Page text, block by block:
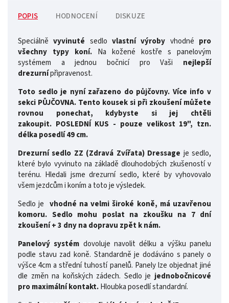
POPIS HODNOCENÍ DISKUZE
Speciálně vyvinuté sedlo vlastní výroby vhodné pro
všechny typy koní. Na kožené kostře s panelovým
systémem a jednou bočnicí pro Vaši
nejlepší
drezurnípřipravenost.
Toto sedlo je nyní zařazeno do půjčovny. Více info v
sekci PŮJČOVNA. Tento kousek si při zkoušení můžete
rovnou ponechat, kdybyste si jej chtěli
zakoupit. POSLEDNÍ KUS - pouze velikost 19", tzn.
délka posedlí 49 cm.
Drezurní sedlo ZZ (Zdravá Zvířata) Dressage je sedlo,
které bylo vyvinuto na základě dlouhodobých zkušeností v
terénu. Hledali jsme drezurní sedlo, které by vyhovovalo
všem jezdcům i koním a toto je výsledek.
Sedlo je vhodné na velmi široké koně, má uzavřenou
komoru. Sedlo mohu poslat na zkoušku na 7 dní
zkoušení + 3 dny na dopravu zpět k nám.
Panelový systém dovoluje navolit délku a výšku panelu
podle stavu zad koně. Standardně je dodáváno s panely o
výšce 4cm a střední tuhostí panelů. Panely lze objednat jiné
dle změn na koňských zádech. Sedlo je jednobočnicové
pro maximální kontakt.Hloubka posedlí standardní.